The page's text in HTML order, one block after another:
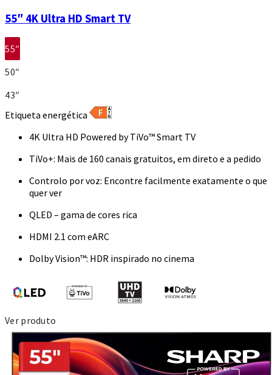
55″ 4K Ultra HD Smart TV
55″
50″
43″
Etiqueta energética
4K Ultra HD Powered by TiVo™ Smart TV
TiVo+: Mais de 160 canais gratuitos, em direto e a pedido
Controlo por voz: Encontre facilmente exatamente o que
quer ver
QLED – gama de cores rica
HDMI 2.1 com eARC
Dolby Vision™: HDR inspirado no cinema
Ver produto